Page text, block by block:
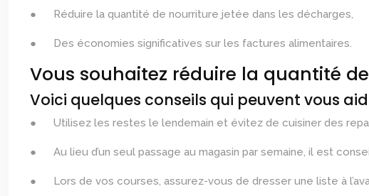
● Réduire la quantité de nourriture jetée dans les décharges,
● Des économies significatives sur les factures alimentaires.
Vous souhaitez réduire la quantité
Voici quelques conseils qui peuvent vous
● Utilisez les restes le lendemain et évitez de cuisiner des
● Au lieu d’un seul passage au magasin par semaine, il est
● Lors de vos courses, assurez-vous de dresser une liste à